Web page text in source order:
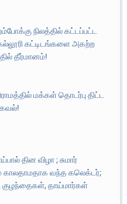
நிலத்தில் கட்டப்பட்ட
கட்டிடங்களை அகற்ற
தீர்மானம்!
மக்கள் தொடர்பு திட்ட
தின விழா ; சுமார்
காலதாமதாக வந்த கலெக்டர்;
தாய்மார்கள்